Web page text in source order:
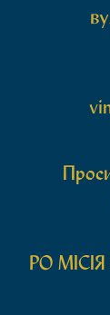
РО